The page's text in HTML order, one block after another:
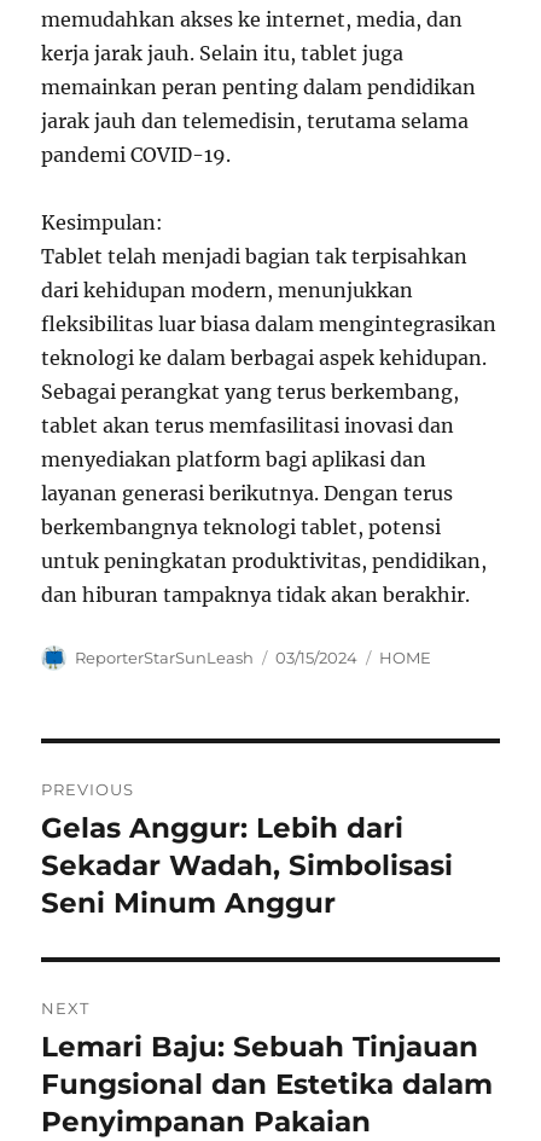
memudahkan akses ke internet, media, dan
kerja jarak jauh. Selain itu, tablet juga
memainkan peran penting dalam pendidikan
jarak jauh dan telemedisin, terutama selama
pandemi COVID-19.
Kesimpulan:
Tablet telah menjadi bagian tak terpisahkan
dari kehidupan modern, menunjukkan
fleksibilitas luar biasa dalam mengintegrasikan
teknologi ke dalam berbagai aspek kehidupan.
Sebagai perangkat yang terus berkembang,
tablet akan terus memfasilitasi inovasi dan
menyediakan platform bagi aplikasi dan
layanan generasi berikutnya. Dengan terus
berkembangnya teknologi tablet, potensi
untuk peningkatan produktivitas, pendidikan,
dan hiburan tampaknya tidak akan berakhir.
Author
ReporterStarSunLeash
Posted
03/15/2024 Categories
HOME
pos
PREVIOUS
Previous
post:
Gelas Anggur: Lebih dari
Sekadar Wadah, Simbolisasi
Seni Minum Anggur
NEXT
Next
post:
Lemari Baju: Sebuah Tinjauan
Fungsional dan Estetika dalam
Penyimpanan Pakaian